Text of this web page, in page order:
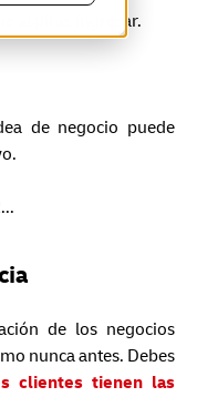
aspiras ingresar.
de negocio puede
de los negocios
nunca antes. Debes
clientes tienen las